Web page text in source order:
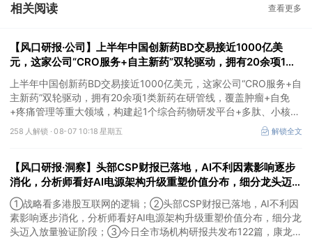
相关阅读 查看更多
【风口研报·公司】上半年中国创新药BD交易接近1000亿美
元，这家公司“CRO服务+自主新药”双轮驱动，拥有20余项1类
新药在研管线，覆盖肿瘤+自免+疼痛管理等重大领域
上半年中国创新药BD交易接近1000亿美元，这家公司“CRO服务+自
主新药”双轮驱动，拥有20余项1类新药在研管线，覆盖肿瘤+自免
+疼痛管理等重大领域，构建起1个综合药物研发平台+多肽、小核
酸、CGT、小分子4个创新技术平台，创新转型成果正逐步兑现。
258 人解锁 ·08-07 10:18 星期五 解锁全文
【风口研报·洞察】头部CSP财报已落地，AI不利因素影响逐步
消化，分析师看好AI电源架构升级重塑价值分布，细分龙头迈入
放量验证阶段；战略看多港股互联网的逻辑
①战略看多港股互联网的逻辑；②头部CSP财报已落地，AI不利因
素影响逐步消化，分析师看好AI电源架构升级重塑价值分布，细分龙
头迈入放量验证阶段；③今日全市场机构研报共发布122篇，康龙化